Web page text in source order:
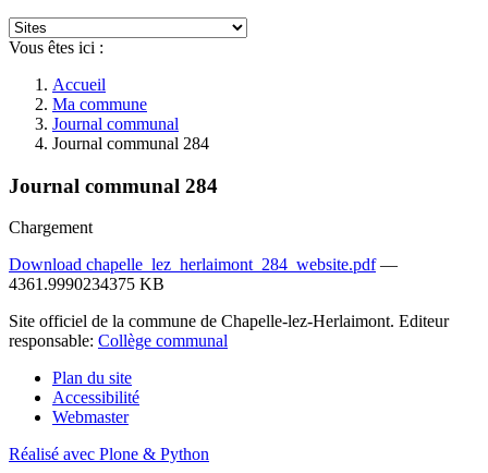
Vous êtes ici :
Accueil
Ma commune
Journal communal
Journal communal 284
Journal communal 284
Chargement
Download chapelle_lez_herlaimont_284_website.pdf —
4361.9990234375 KB
Site officiel de la commune de Chapelle-lez-Herlaimont. Editeur
responsable: Collège communal
Plan du site
Accessibilité
Webmaster
Réalisé avec Plone & Python